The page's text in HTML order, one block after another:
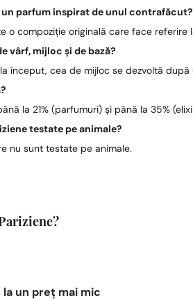
un parfum inspirat de unul contrafăcut?
o compoziție originală care face
vârf, mijloc și de bază?
început, cea de mijloc se dezvoltă
la 21% (parfumuri) și până la 35%
testate pe animale?
nu sunt testate pe animale.
un preț mai mic